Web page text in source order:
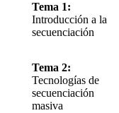
Tema 1:
Introducción a la
secuenciación
Tema 2:
Tecnologías de
secuenciación
masiva